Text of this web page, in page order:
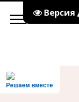
Решаем вместе